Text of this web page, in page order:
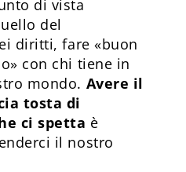
di vista
del
diritti, fare «buon
con chi tiene in
mondo. Avere il
tosta di
ci spetta è
il nostro